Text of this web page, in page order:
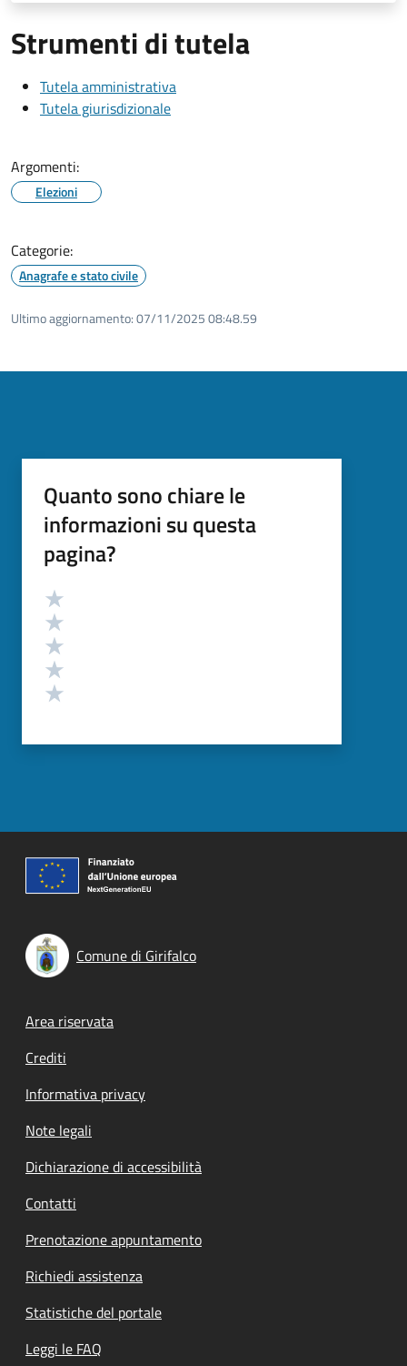
Strumenti di tutela
Tutela amministrativa
Tutela giurisdizionale
Argomenti:
Elezioni
Categorie:
Anagrafe e stato civile
Ultimo aggiornamento:07/11/2025 08:48.59
Quanto sono chiare le
informazioni su questa
pagina?
Valutazione
Comune di Girifalco
Footer menu
Area riservata
Crediti
Informativa privacy
Note legali
Dichiarazione di accessibilità
Contatti
Prenotazione appuntamento
Richiedi assistenza
Statistiche del portale
Leggi le FAQ